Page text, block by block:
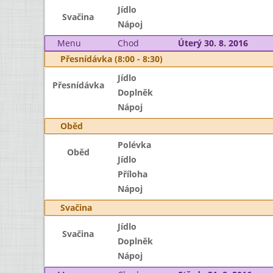
Svačina
Jídlo
Nápoj
Menu
Chod
Úterý 30. 8. 2016
Přesnídávka (8:00 - 8:30)
Přesnídávka
Jídlo
Doplněk
Nápoj
Oběd
Oběd
Polévka
Jídlo
Příloha
Nápoj
Svačina
Svačina
Jídlo
Doplněk
Nápoj